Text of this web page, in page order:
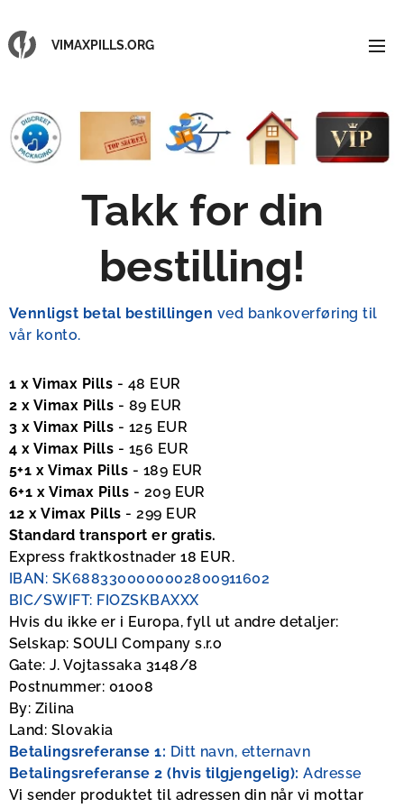
VIMAXPILLS.ORG
Takk for din
bestilling!
Vennligst betal bestillingen ved bankoverføring til
vår konto.
1 x Vimax Pills - 48 EUR
2 x Vimax Pills - 89 EUR
3 x Vimax Pills - 125 EUR
4 x Vimax Pills - 156 EUR
5+1 x Vimax Pills - 189 EUR
6+1 x Vimax Pills - 209 EUR
12 x Vimax Pills - 299 EUR
Standard transport er gratis.
Express fraktkostnader 18 EUR.
IBAN: SK6883300000002800911602
BIC/SWIFT: FIOZSKBAXXX
Hvis du ikke er i Europa, fyll ut andre detaljer:
Selskap: SOULI Company s.r.o
Gate: J. Vojtassaka 3148/8
Postnummer: 01008
By: Zilina
Land: Slovakia
Betalingsreferanse 1: Ditt navn, etternavn
Betalingsreferanse 2 (hvis tilgjengelig): Adresse
Vi sender produktet til adressen din når vi mottar